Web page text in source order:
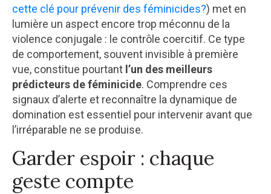
cette clé pour prévenir des féminicides?) met en
lumière un aspect encore trop méconnu de la
violence conjugale : le contrôle coercitif. Ce type
de comportement, souvent invisible à première
vue, constitue pourtant l’un des meilleurs
prédicteurs de féminicide. Comprendre ces
signaux d’alerte et reconnaître la dynamique de
domination est essentiel pour intervenir avant que
l’irréparable ne se produise.
Garder espoir : chaque
geste compte